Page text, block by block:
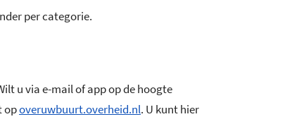
per categorie.
u via e-mail of app op de hoogte
opoveruwbuurt.overheid.nl. U kunt hier